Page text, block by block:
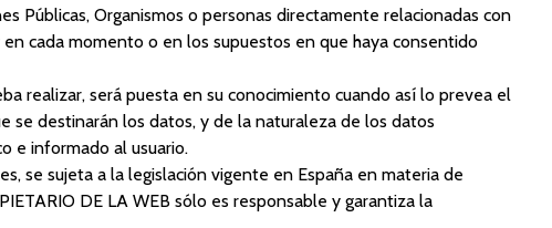
Públicas, Organismos o personas directamente relacionadas con
cada momento o en los supuestos en que haya consentido
realizar, será puesta en su conocimiento cuando así lo prevea el
se destinarán los datos, y de la naturaleza de los datos
e informado al usuario.
se sujeta a la legislación vigente en España en materia de
DE LA WEB sólo es responsable y garantiza la